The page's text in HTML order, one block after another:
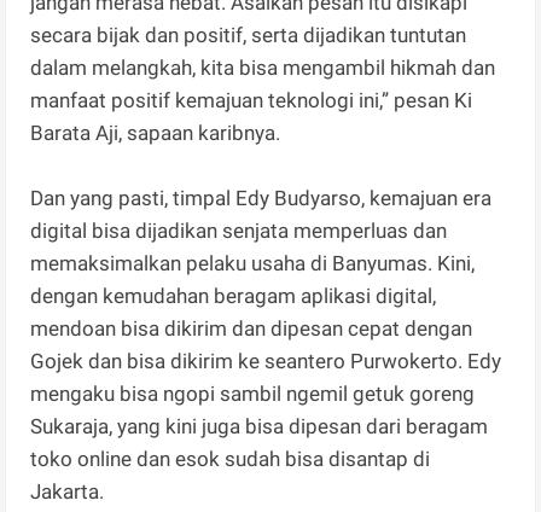
secara bijak dan positif, serta dijadikan tuntutan
dalam melangkah, kita bisa mengambil hikmah dan
manfaat positif kemajuan teknologi ini,” pesan Ki
Barata Aji, sapaan karibnya.
Dan yang pasti, timpal Edy Budyarso, kemajuan era
digital bisa dijadikan senjata memperluas dan
memaksimalkan pelaku usaha di Banyumas. Kini,
dengan kemudahan beragam aplikasi digital,
mendoan bisa dikirim dan dipesan cepat dengan
Gojek dan bisa dikirim ke seantero Purwokerto. Edy
mengaku bisa ngopi sambil ngemil getuk goreng
Sukaraja, yang kini juga bisa dipesan dari beragam
toko online dan esok sudah bisa disantap di
Jakarta.